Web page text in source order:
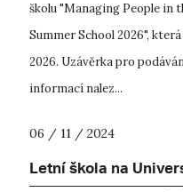
školu "Managing People
Summer School 2026",
2026. Uzávěrka pro
informací nalez...
06 / 11 / 2024
Letní škola na